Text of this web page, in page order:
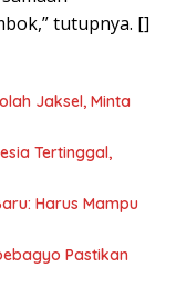
tutupnya. []
Jaksel, Minta
Tertinggal,
Harus Mampu
Pastikan